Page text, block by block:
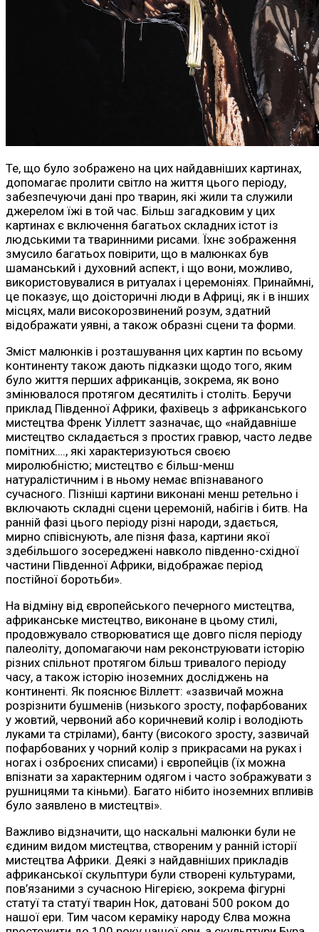
Те, що було зображено на цих найдавніших картинах,
допомагає пролити світло на життя цього періоду,
забезпечуючи дані про тварин, які жили та служили
джерелом їжі в той час. Більш загадковим у цих
картинах є включення багатьох складних істот із
людськими та тваринними рисами. Їхнє зображення
змусило багатьох повірити, що в малюнках був
шаманський і духовний аспект, і що вони, можливо,
використовувалися в ритуалах і церемоніях. Принаймні,
це показує, що доісторичні люди в Африці, як і в інших
місцях, мали високорозвинений розум, здатний
відображати уявні, а також образні сцени та форми.
Зміст малюнків і розташування цих картин по всьому
континенту також дають підказки щодо того, яким
було життя перших африканців, зокрема, як воно
змінювалося протягом десятиліть і століть. Беручи
приклад Південної Африки, фахівець з африканського
мистецтва Френк Уіллетт зазначає, що «найдавніше
мистецтво складається з простих гравюр, часто ледве
помітних…., які характеризуються своєю
миролюбністю; мистецтво є більш-менш
натуралістичним і в ньому немає впізнаваного
сучасного. Пізніші картини виконані менш ретельно і
включають складні сцени церемоній, набігів і битв. На
ранній фазі цього періоду різні народи, здається,
мирно співіснують, але пізня фаза, картини якої
здебільшого зосереджені навколо південно-східної
частини Південної Африки, відображає період
постійної боротьби».
На відміну від європейського печерного мистецтва,
африканське мистецтво, виконане в цьому стилі,
продовжувало створюватися ще довго після періоду
палеоліту, допомагаючи нам реконструювати історію
різних спільнот протягом більш тривалого періоду
часу, а також історію іноземних досліджень на
континенті. Як пояснює Віллетт: «зазвичай можна
розрізнити бушменів (низького зросту, пофарбованих
у жовтий, червоний або коричневий колір і володіють
луками та стрілами), банту (високого зросту, зазвичай
пофарбованих у чорний колір з прикрасами на руках і
ногах і озброєних списами) і європейців (їх можна
впізнати за характерним одягом і часто зображувати з
рушницями та кіньми). Багато нібито іноземних впливів
було заявлено в мистецтві».
Важливо відзначити, що наскальні малюнки були не
єдиним видом мистецтва, створеним у ранній історії
мистецтва Африки. Деякі з найдавніших прикладів
африканської скульптури були створені культурами,
пов’язаними з сучасною Нігерією, зокрема фігурні
статуї та статуї тварин Нок, датовані 500 роком до
нашої ери. Тим часом кераміку народу Єлва можна